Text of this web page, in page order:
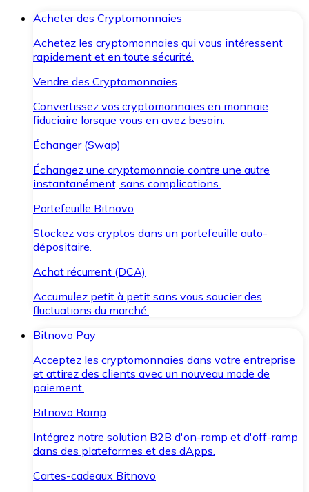
Acheter des Cryptomonnaies
Achetez les cryptomonnaies qui vous intéressent
rapidement et en toute sécurité.
Vendre des Cryptomonnaies
Convertissez vos cryptomonnaies en monnaie
fiduciaire lorsque vous en avez besoin.
Échanger (Swap)
Échangez une cryptomonnaie contre une autre
instantanément, sans complications.
Portefeuille Bitnovo
Stockez vos cryptos dans un portefeuille auto-
dépositaire.
Achat récurrent (DCA)
Accumulez petit à petit sans vous soucier des
fluctuations du marché.
Bitnovo Pay
Acceptez les cryptomonnaies dans votre entreprise
et attirez des clients avec un nouveau mode de
paiement.
Bitnovo Ramp
Intégrez notre solution B2B d'on-ramp et d'off-ramp
dans des plateformes et des dApps.
Cartes-cadeaux Bitnovo